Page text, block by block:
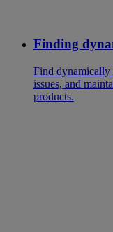
Finding
Find dynamically
issues, and
products.